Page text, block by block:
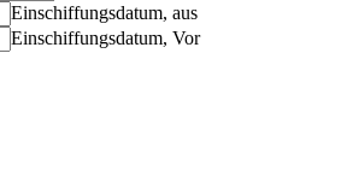
Einschiffungsdatum, aus
Einschiffungsdatum, Vor